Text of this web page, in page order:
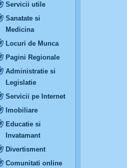
Servicii utile
Sanatate si
Medicina
Locuri de Munca
Pagini Regionale
Administratie si
Legislatie
Servicii pe Internet
Imobiliare
Educatie si
Invatamant
Divertisment
Comunitati online